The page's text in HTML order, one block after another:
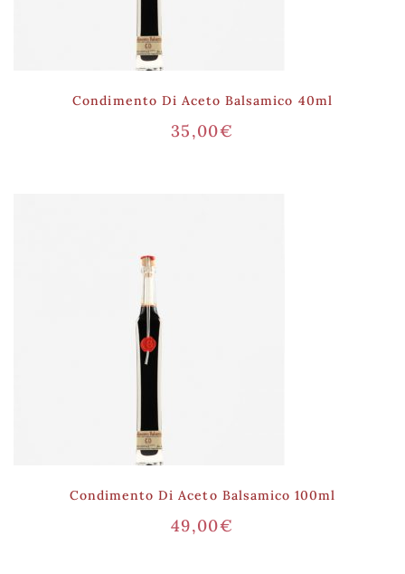
Condimento Di Aceto Balsamico 40ml
35,00€
Condimento Di Aceto Balsamico 100ml
49,00€